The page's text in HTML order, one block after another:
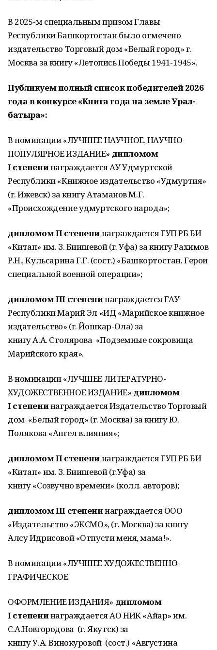
В 2025-м специальным призом Главы
Республики Башкортостан было отмечено
издательство Торговый дом «Белый город» г.
Москва за книгу «Летопись Победы 1941-1945».
Публикуем полный список победителей 2026
года в конкурсе «Книга года на земле Урал-
батыра»:
В номинации «ЛУЧШЕЕ НАУЧНОЕ, НАУЧНО-
ПОПУЛЯРНОЕ ИЗДАНИЕ» дипломом
I степенинаграждается АУ Удмуртской
Республики «Книжное издательство «Удмуртия»
(г. Ижевск) за книгу Атаманов М.Г.
«Происхождение удмуртского народа»;
дипломом II степенинаграждается ГУП РБ БИ
«Китап» им. З. Биишевой (г. Уфа) за книгу Рахимов
Р.Н., Кульсарина Г.Г. (сост.) «Башкортостан. Герои
специальной военной операции»;
дипломом IIIстепенинаграждается ГАУ
Республики Марий Эл «ИД «Марийское книжное
издательство» (г. Йошкар-Ола) за
книгу А.А. Столярова «Подземные сокровища
Марийского края».
В номинации «ЛУЧШЕЕ ЛИТЕРАТУРНО-
ХУДОЖЕСТВЕННОЕ ИЗДАНИЕ» дипломом
I степенинаграждается Издательство Торговый
дом «Белый город» (г. Москва) за книгу Ю.
Полякова «Ангел влияния»;
дипломом II степенинаграждается ГУП РБ БИ
«Китап» им. З. Биишевой (г.Уфа) за
книгу «Созвучно времени» (колл. авторов);
дипломом III степенинаграждается ООО
«Издательство «ЭКСМО», (г. Москва) за книгу
Алсу Идрисовой «Отпусти меня, мама!».
В номинации «ЛУЧШЕЕ ХУДОЖЕСТВЕННО-
ГРАФИЧЕСКОЕ
ОФОРМЛЕНИЕ ИЗДАНИЯ» дипломом
I степенинаграждается ​АО НИК «Айар» им.
С.А.Новгородова (г. Якутск) за
книгу У.А. Винокуровой (сост.) «Августина